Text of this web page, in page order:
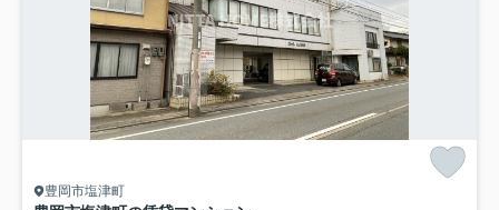
豊岡市塩津町